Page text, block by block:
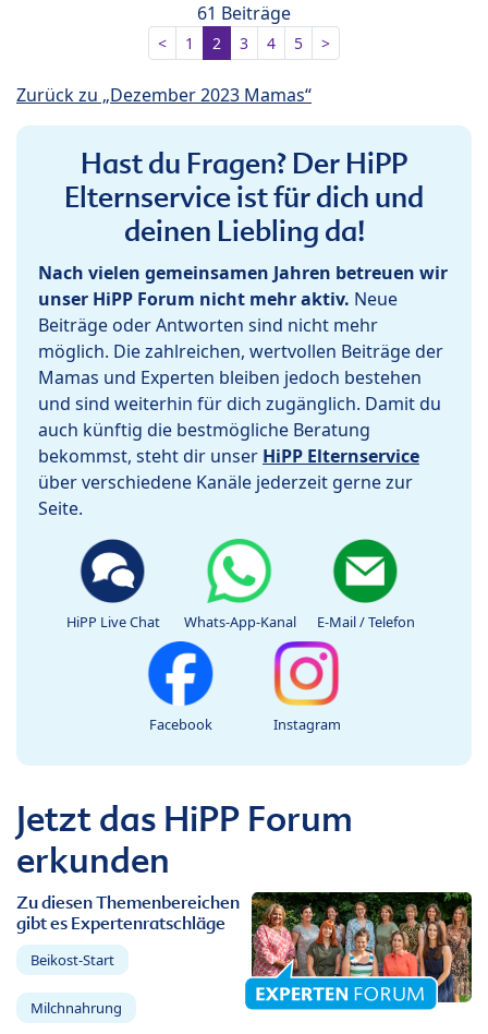
61 Beiträge
< 1 2 3 4 5 >
Zurück zu „Dezember 2023 Mamas“
Hast du Fragen? Der HiPP
Elternservice ist für dich und
deinen Liebling da!
Nach vielen gemeinsamen Jahren betreuen wir
unser HiPP Forum nicht mehr aktiv. Neue
Beiträge oder Antworten sind nicht mehr
möglich. Die zahlreichen, wertvollen Beiträge der
Mamas und Experten bleiben jedoch bestehen
und sind weiterhin für dich zugänglich. Damit du
auch künftig die bestmögliche Beratung
bekommst, steht dir unser HiPP Elternservice
über verschiedene Kanäle jederzeit gerne zur
Seite.
HiPP Live Chat Whats-App-Kanal E-Mail / Telefon
Facebook Instagram
Jetzt das HiPP Forum
erkunden
Zu diesen Themenbereichen
gibt es Expertenratschläge
Beikost-Start
Milchnahrung